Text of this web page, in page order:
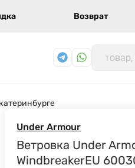
Возврат
Under Armour
Ветровка Under
WindbreakerEU